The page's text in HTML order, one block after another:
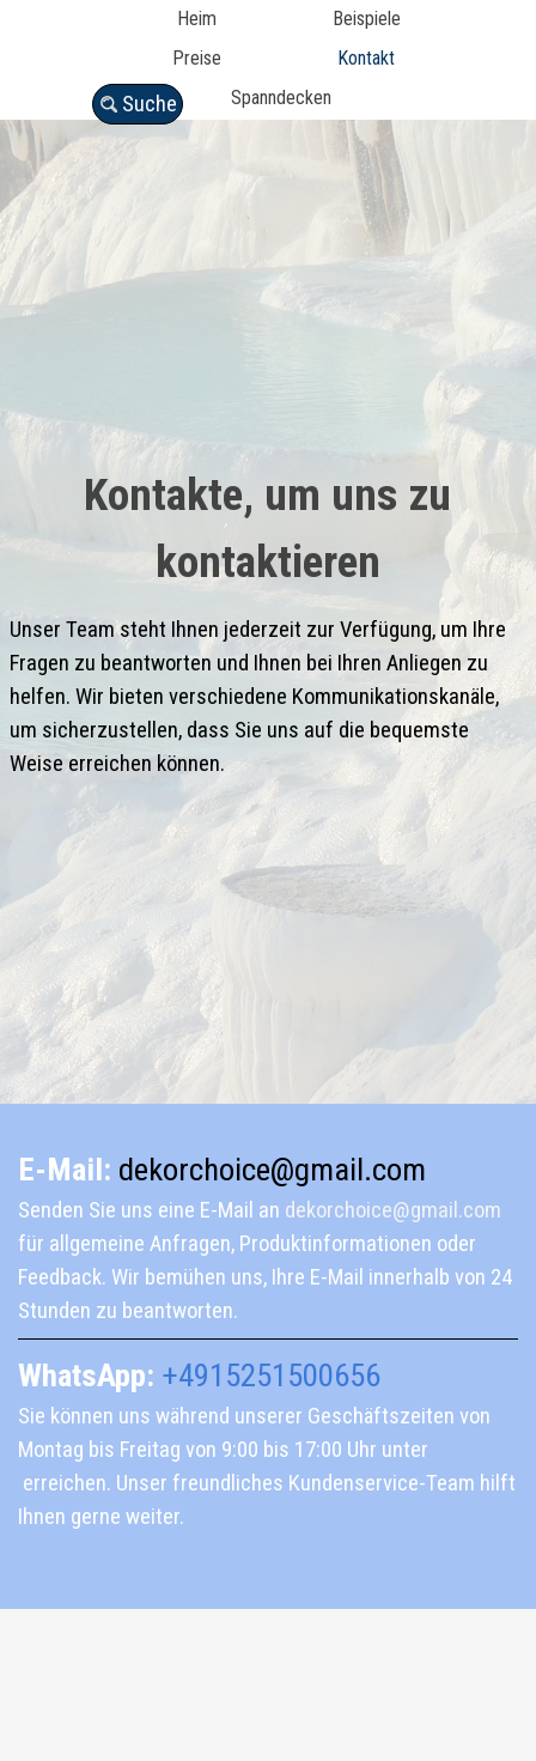
Heim
Beispiele
Preise
Kontakt
Spanndecken
Suche
Kontakte, um uns zu
kontaktieren
Unser Team steht Ihnen jederzeit zur Verfügung, um Ihre
Fragen zu beantworten und Ihnen bei Ihren Anliegen zu
helfen. Wir bieten verschiedene Kommunikationskanäle,
um sicherzustellen, dass Sie uns auf die bequemste
Weise erreichen können.
E-Mail: dekorchoice@gmail.com
Senden Sie uns eine E-Mail an dekorchoice@gmail.com
für allgemeine Anfragen, Produktinformationen oder
Feedback. Wir bemühen uns, Ihre E-Mail innerhalb von 24
Stunden zu beantworten.
WhatsApp: +4915251500656
Sie können uns während unserer Geschäftszeiten von
Montag bis Freitag von 9:00 bis 17:00 Uhr unter
erreichen. Unser freundliches Kundenservice-Team hilft
Ihnen gerne weiter.